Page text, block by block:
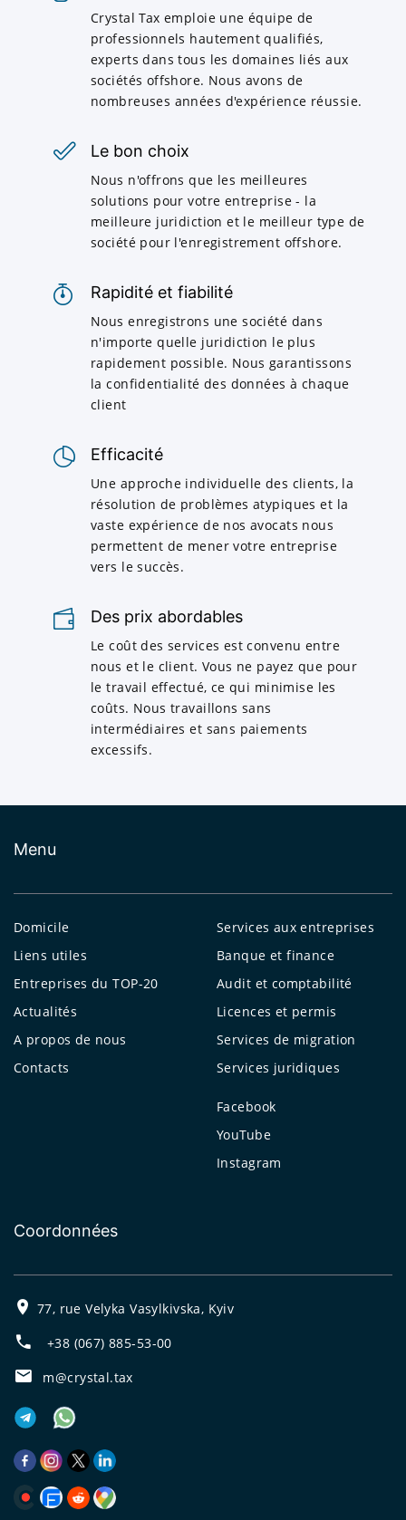
Crystal Tax emploie une équipe de
professionnels hautement qualifiés,
experts dans tous les domaines liés aux
sociétés offshore. Nous avons de
nombreuses années d'expérience réussie.
Le bon choix
Nous n'offrons que les meilleures
solutions pour votre entreprise - la
meilleure juridiction et le meilleur type de
société pour l'enregistrement offshore.
Rapidité et fiabilité
Nous enregistrons une société dans
n'importe quelle juridiction le plus
rapidement possible. Nous garantissons
la confidentialité des données à chaque
client
Efficacité
Une approche individuelle des clients, la
résolution de problèmes atypiques et la
vaste expérience de nos avocats nous
permettent de mener votre entreprise
vers le succès.
Des prix abordables
Le coût des services est convenu entre
nous et le client. Vous ne payez que pour
le travail effectué, ce qui minimise les
coûts. Nous travaillons sans
intermédiaires et sans paiements
excessifs.
Menu
Domicile
Liens utiles
Entreprises du TOP-20
Actualités
A propos de nous
Contacts
Services aux entreprises
Banque et finance
Audit et comptabilité
Licences et permis
Services de migration
Services juridiques
Facebook
YouTube
Instagram
Coordonnées
77, rue Velyka Vasylkivska, Kyiv
+38 (067) 885-53-00
m@crystal.tax